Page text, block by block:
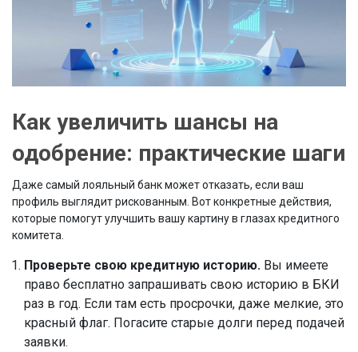
Как увеличить шансы на
одобрение: практические шаги
Даже самый лояльный банк может отказать, если ваш
профиль выглядит рискованным. Вот конкретные действия,
которые помогут улучшить вашу картину в глазах кредитного
комитета.
Проверьте свою кредитную историю. Вы имеете
право бесплатно запрашивать свою историю в БКИ
раз в год. Если там есть просрочки, даже мелкие, это
красный флаг. Погасите старые долги перед подачей
заявки.